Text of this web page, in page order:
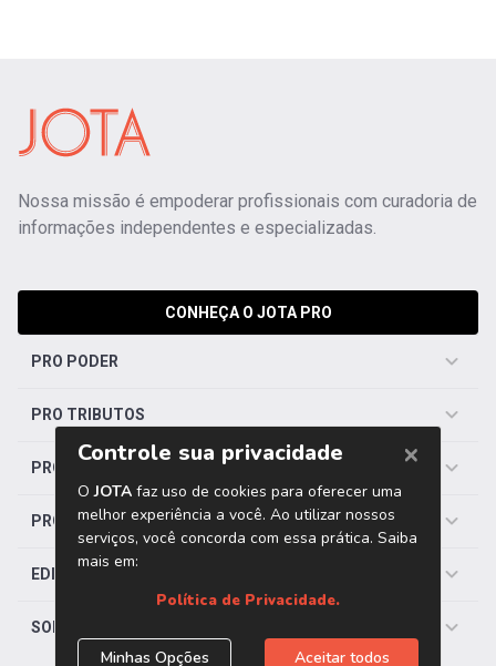
Nossa missão é empoderar profissionais com curadoria de
informações independentes e especializadas.
CONHEÇA O JOTA PRO
PRO PODER
PRO TRIBUTOS
PRO TRABALHISTA
PRO SAÚDE
EDITORIAS
SOBRE O JOTA